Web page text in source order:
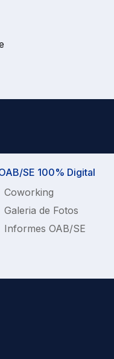
SE 100% Digital
Coworking
Galeria de Fotos
Informes OAB/SE